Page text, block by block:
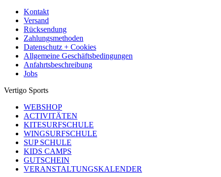
Kontakt
Versand
Rücksendung
Zahlungsmethoden
Datenschutz + Cookies
Allgemeine Geschäftsbedingungen
Anfahrtsbeschreibung
Jobs
Vertigo Sports
WEBSHOP
ACTIVITÄTEN
KITESURFSCHULE
WINGSURFSCHULE
SUP SCHULE
KIDS CAMPS
GUTSCHEIN
VERANSTALTUNGSKALENDER